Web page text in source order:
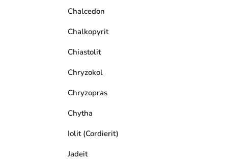
Chalcedon
Chalkopyrit
Chiastolit
Chryzokol
Chryzopras
Chytha
Iolit (Cordierit)
Jadeit